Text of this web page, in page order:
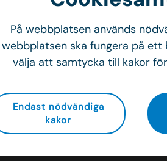
förbättrar vi
På webbplatsen används
webbplatsen ska fungera på ett
välja att samtycka till kakor
Endast nödvändiga
kakor